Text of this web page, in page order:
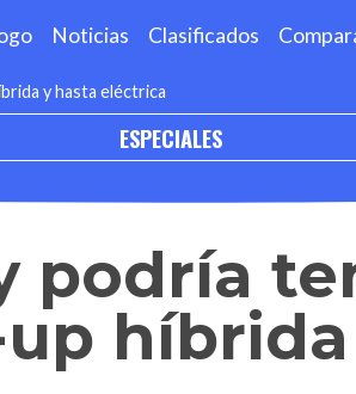
Noticias Clasificados
y hasta eléctrica
ESPECIALES
podría